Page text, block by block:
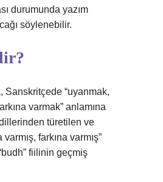
durumunda yazım
söylenebilir.
Sanskritçede “uyanmak,
varmak” anlamına
türetilen ve
varmış, farkına varmış”
fiilinin geçmiş